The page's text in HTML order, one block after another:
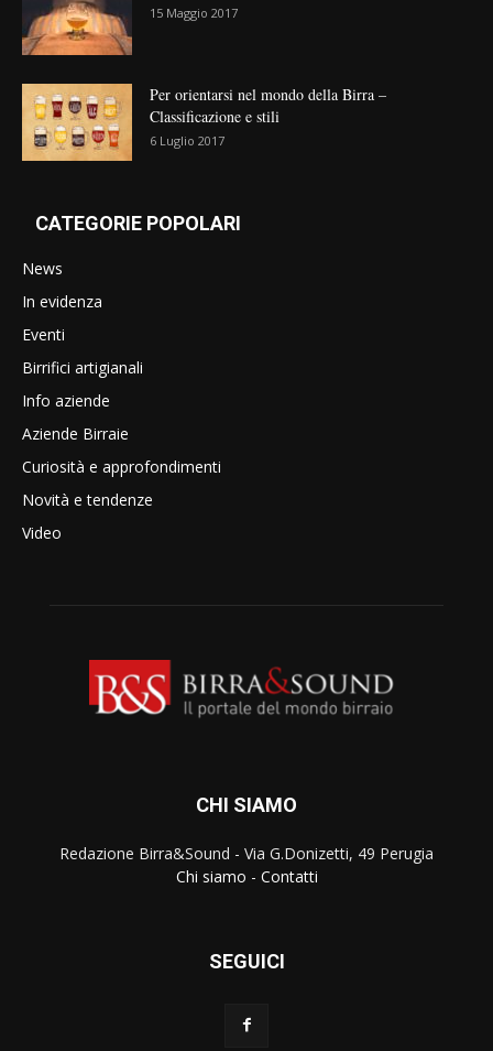
15 Maggio 2017
Per orientarsi nel mondo della Birra –
Classificazione e stili
6 Luglio 2017
CATEGORIE POPOLARI
News
In evidenza
Eventi
Birrifici artigianali
Info aziende
Aziende Birraie
Curiosità e approfondimenti
Novità e tendenze
Video
CHI SIAMO
Redazione Birra&Sound - Via G.Donizetti, 49 Perugia
Chi siamo - Contatti
SEGUICI